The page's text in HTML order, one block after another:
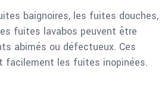
baignoires, les fuites douches,
fuites lavabos peuvent être
abimés ou défectueux. Ces
facilement les fuites inopinées.